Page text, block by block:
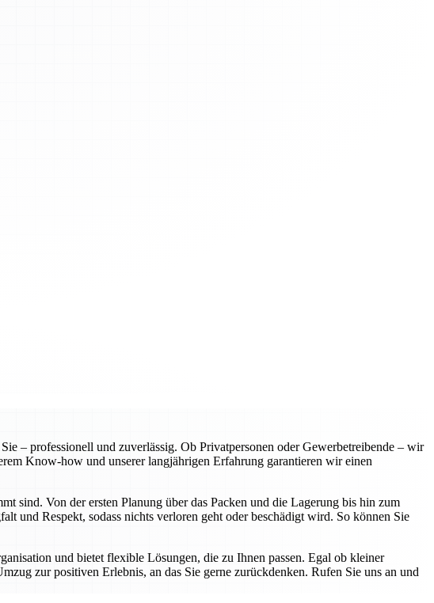
– professionell und zuverlässig. Ob Privatpersonen oder Gewerbetreibende – wir
Know-how und unserer langjährigen Erfahrung garantieren wir einen
sind. Von der ersten Planung über das Packen und die Lagerung bis hin zum
und Respekt, sodass nichts verloren geht oder beschädigt wird. So können Sie
und bietet flexible Lösungen, die zu Ihnen passen. Egal ob kleiner
zur positiven Erlebnis, an das Sie gerne zurückdenken. Rufen Sie uns an und